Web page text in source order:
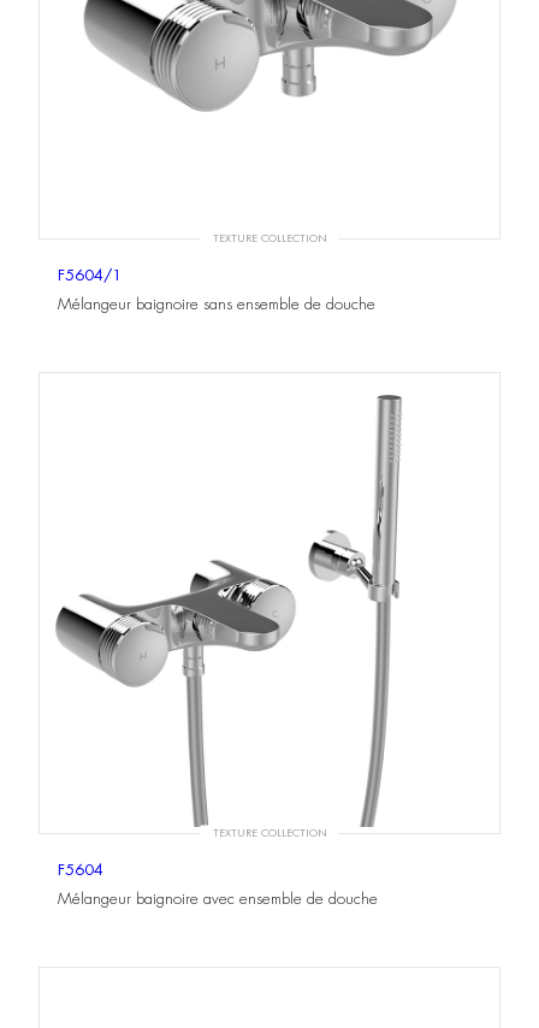
TEXTURE COLLECTION
F5604/1
Mélangeur baignoire sans ensemble de douche
TEXTURE COLLECTION
F5604
Mélangeur baignoire avec ensemble de douche